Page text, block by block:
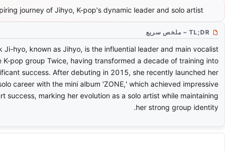
journey of Jihyo, K-pop's dynamic leader and solo artist.
TL;DR – ملخص سريع
Ji-hyo, known as Jihyo, is the influential leader and main vocalist
K-pop group Twice, having transformed a decade of training into
success. After debuting in 2015, she recently launched her
career with the mini album 'ZONE,' which achieved impressive
success, marking her evolution as a solo artist while maintaining
her strong group identity.